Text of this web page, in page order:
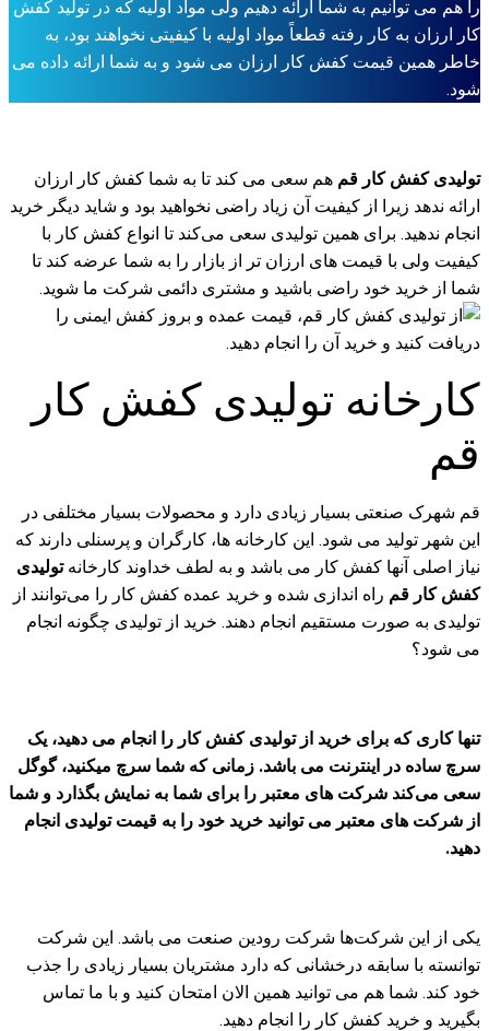
را هم می توانیم به شما ارائه دهیم ولی مواد اولیه که در تولید کفش
کار ارزان به کار رفته قطعاً مواد اولیه با کیفیتی نخواهند بود، به
خاطر همین قیمت کفش کار ارزان می شود و به شما ارائه داده می
شود.
تولیدی کفش کار قم هم سعی می کند تا به شما کفش کار ارزان
ارائه ندهد زیرا از کیفیت آن زیاد راضی نخواهید بود و شاید دیگر خرید
انجام ندهید. برای همین تولیدی سعی می‌کند تا انواع کفش کار با
کیفیت ولی با قیمت های ارزان تر از بازار را به شما عرضه کند تا
شما از خرید خود راضی باشید و مشتری دائمی شرکت ما شوید.
کارخانه تولیدی کفش کار
قم
قم شهرک صنعتی بسیار زیادی دارد و محصولات بسیار مختلفی در
این شهر تولید می شود. این کارخانه ها، کارگران و پرسنلی دارند که
نیاز اصلی آنها کفش کار می باشد و به لطف خداوند کارخانهتولیدی
کفش کار قم راه اندازی شده و خرید عمده کفش کار را می‌توانند از
تولیدی به صورت مستقیم انجام دهند. خرید از تولیدی چگونه انجام
می شود؟
تنها کاری که برای خرید از تولیدی کفش کار را انجام می دهید، یک
سرچ ساده در اینترنت می باشد. زمانی که شما سرچ میکنید، گوگل
سعی می‌کند شرکت های معتبر را برای شما به نمایش بگذارد و شما
از شرکت های معتبر می توانید خرید خود را به قیمت تولیدی انجام
دهید‌.
یکی از این شرکت‌ها شرکت رودین صنعت می باشد. این شرکت
توانسته با سابقه درخشانی که دارد مشتریان بسیار زیادی را جذب
خود کند. شما هم می توانید همین الان امتحان کنید و با ما تماس
بگیرید و خرید کفش کار را انجام دهید.